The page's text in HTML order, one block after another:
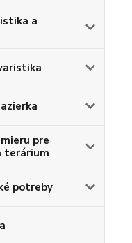
a
pre
terárium
potreby